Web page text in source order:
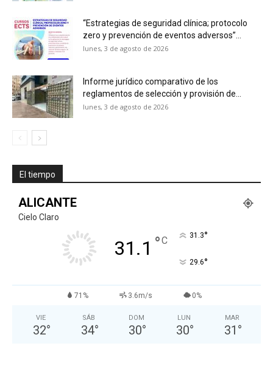
“Estrategias de seguridad clínica; protocolo
zero y prevención de eventos adversos”...
lunes, 3 de agosto de 2026
Informe jurídico comparativo de los
reglamentos de selección y provisión de...
lunes, 3 de agosto de 2026
El tiempo
ALICANTE
Cielo Claro
31.1 °C 31.3°
29.6°
71% 3.6m/s 0%
VIE
32°
SÁB
34°
DOM
30°
LUN
30°
MAR
31 °